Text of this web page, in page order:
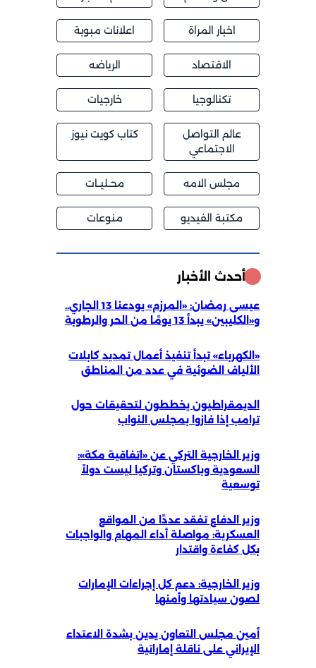
اخبار المراة اعلانات مبوبة
الاقتصاد الرياضه
تكنالوجيا خارجيات
عالم التواصل
الاجتماعي
كتاب كويت نيوز
مجلس الامه محــليــات
مكتبة الفيديو منوعات
أحدث الأخبار
عيسى رمضان: «المرزم» يودعنا 13 الجاري..
و«الكليبين» يبدأ 13 يومًا من الحر والرطوبة
«الكهرباء» تبدأ تنفيذ أعمال تمديد كابلات
الألياف الضوئية في عدد من المناطق
الديمقراطيون يخططون لتحقيقات حول
ترامب إذا فازوا بمجلس النواب
وزير الخارجية التركي عن «اتفاقية مكة»:
السعودية وباكستان وتركيا ليست دولاً
توسعية
وزير الدفاع تفقد عددًا من المواقع
العسكرية: مواصلة أداء المهام والواجبات
بكل كفاءة واقتدار
وزير الخارجية: دعم كل إجراءات الإمارات
لصون سيادتها وأمنها
أمين مجلس التعاون يدين بشدة الاعتداء
الإيراني على ناقلة إماراتية